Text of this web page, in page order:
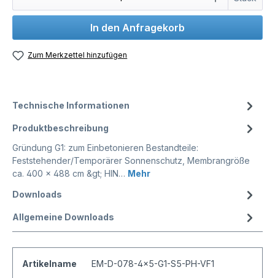
In den Anfragekorb
Zum Merkzettel hinzufügen
Technische Informationen
Produktbeschreibung
Gründung G1: zum Einbetonieren Bestandteile:
Feststehender/Temporärer Sonnenschutz, Membrangröße
ca. 400 x 488 cm &gt; HIN… Mehr
Downloads
Allgemeine Downloads
Artikelname EM-D-078-4x5-G1-S5-PH-VF1